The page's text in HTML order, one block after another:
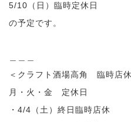
5/10（日）臨時定休日
の予定です。
＜クラフト酒場高角 臨時店
月・火・金 定休日
・4/4（土）終日臨時店休